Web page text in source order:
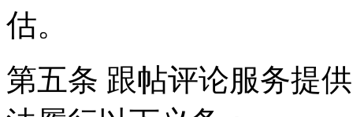
估。
第五条 跟帖评论服务提